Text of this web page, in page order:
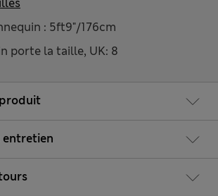
: 5ft9"/176cm
porte la taille, UK: 8